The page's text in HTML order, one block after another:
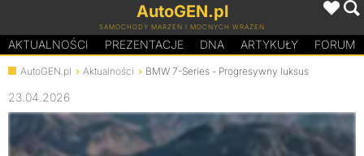
AutoGEN.pl
SAMOCHODY MARZEŃ I MOCNYCH WRAŻEŃ
AKTUALNOŚCI PREZENTACJE DNA ARTYKUŁY FORUM
AutoGEN.pl Aktualności BMW 7-Series - Progresywny luksus
23.04.2026